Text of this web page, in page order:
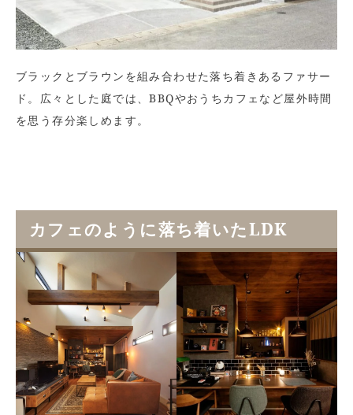
ブラックとブラウンを組み合わせた落ち着きあるファサー
ド。広々とした庭では、BBQやおうちカフェなど屋外時間
を思う存分楽しめます。
カフェのように落ち着いたLDK